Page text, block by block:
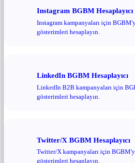
Instagram BGBM Hesaplayıcı
Instagram kampanyaları için
gösterimleri hesaplayın.
LinkedIn BGBM Hesaplayıcı
LinkedIn B2B kampanyaları için
gösterimleri hesaplayın.
Twitter/X BGBM Hesaplayıcı
Twitter/X kampanyaları için
gösterimleri hesaplayın.